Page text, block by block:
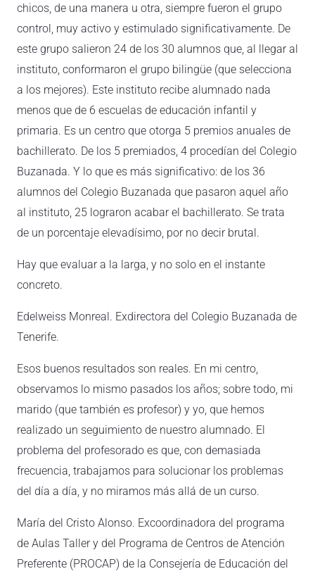
chicos, de una manera u otra, siempre fueron el grupo
control, muy activo y estimulado significativamente. De
este grupo salieron 24 de los 30 alumnos que, al llegar al
instituto, conformaron el grupo bilingüe (que selecciona
a los mejores). Este instituto recibe alumnado nada
menos que de 6 escuelas de educación infantil y
primaria. Es un centro que otorga 5 premios anuales de
bachillerato. De los 5 premiados, 4 procedían del Colegio
Buzanada. Y lo que es más significativo: de los 36
alumnos del Colegio Buzanada que pasaron aquel año
al instituto, 25 lograron acabar el bachillerato. Se trata
de un porcentaje elevadísimo, por no decir brutal.
Hay que evaluar a la larga, y no solo en el instante
concreto.
Edelweiss Monreal. Exdirectora del Colegio Buzanada de
Tenerife.
Esos buenos resultados son reales. En mi centro,
observamos lo mismo pasados los años; sobre todo, mi
marido (que también es profesor) y yo, que hemos
realizado un seguimiento de nuestro alumnado. El
problema del profesorado es que, con demasiada
frecuencia, trabajamos para solucionar los problemas
del día a día, y no miramos más allá de un curso.
María del Cristo Alonso. Excoordinadora del programa
de Aulas Taller y del Programa de Centros de Atención
Preferente (PROCAP) de la Consejería de Educación del